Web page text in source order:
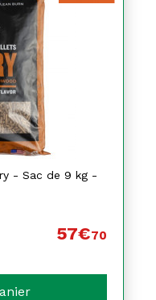
- Sac de 9 kg -
57€70